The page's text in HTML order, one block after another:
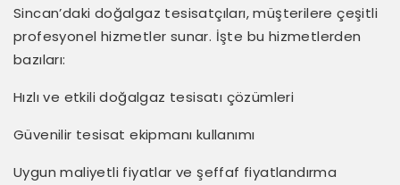
Sincan’daki doğalgaz tesisatçıları, müşterilere çeşitli
profesyonel hizmetler sunar. İşte bu hizmetlerden
bazıları:
Hızlı ve etkili doğalgaz tesisatı çözümleri
Güvenilir tesisat ekipmanı kullanımı
Uygun maliyetli fiyatlar ve şeffaf fiyatlandırma